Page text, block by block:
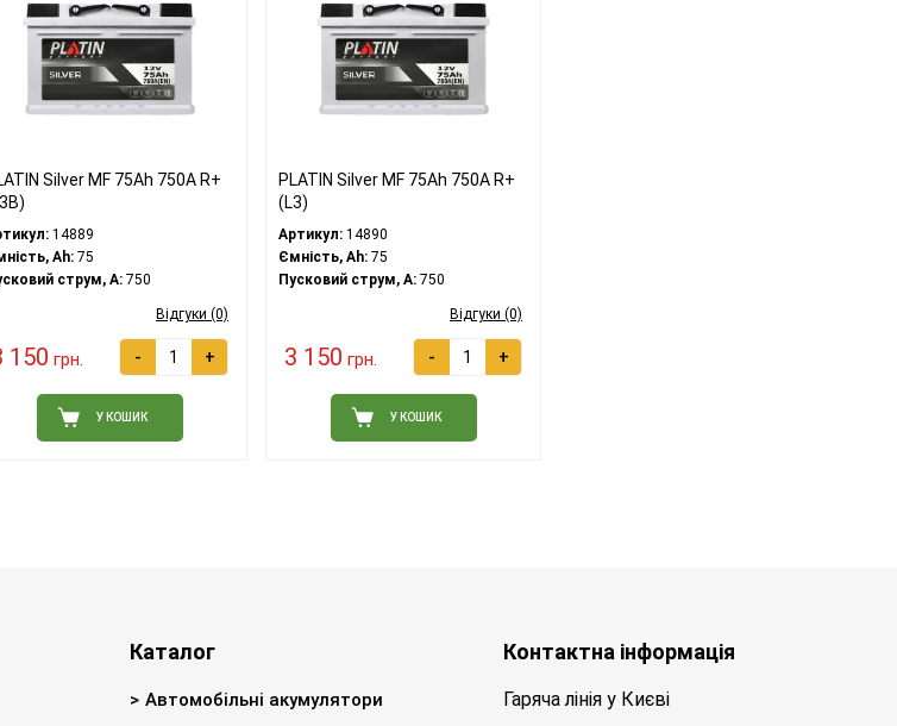
Silver MF 75Ah 750A R+
14889
Ah: 75
струм, A: 750
Відгуки (0)
150 грн. - +
У КОШИК
PLATIN Silver MF 75Ah 750A R+
(L3)
Артикул: 14890
Ємність, Ah: 75
Пусковий струм, A: 750
Відгуки (0)
3 150 грн. - +
У КОШИК
Каталог
Автомобільні акумулятори
Контактна інформація
Гаряча лінія у Києві